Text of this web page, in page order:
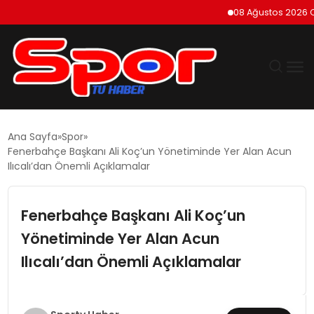
08 Ağustos 2026
DÜNYA
SIYASET
Ana Sayfa Spor
Fenerbahçe Başkanı Ali Koç’un Yönetiminde Yer Alan Acun
Ilıcalı’dan Önemli Açıklamalar
Fenerbahçe Başkanı Ali Koç’un
Yönetiminde Yer Alan Acun
Ilıcalı’dan Önemli Açıklamalar